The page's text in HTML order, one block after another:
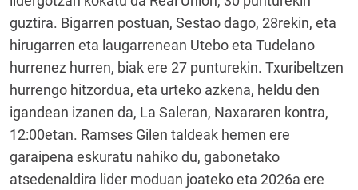
guztira. Bigarren postuan, Sestao dago, 28rekin, eta
hirugarren eta laugarrenean Utebo eta Tudelano
hurrenez hurren, biak ere 27 punturekin. Txuribeltzen
hurrengo hitzordua, eta urteko azkena, heldu den
igandean izanen da, La Saleran, Naxararen kontra,
12:00etan. Ramses Gilen taldeak hemen ere
garaipena eskuratu nahiko du, gabonetako
atsedenaldira lider moduan joateko eta 2026a ere